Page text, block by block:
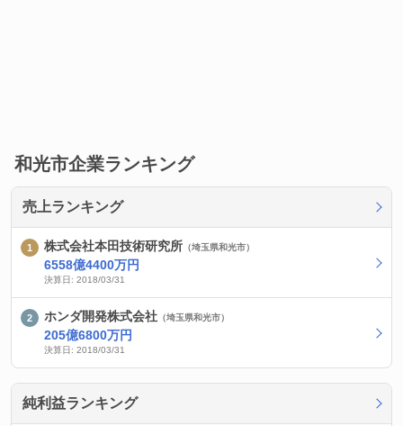
和光市企業ランキング
売上ランキング
株式会社本田技術研究所 （埼玉県和光市）
6558億4400万円
決算日: 2018/03/31
ホンダ開発株式会社 （埼玉県和光市）
205億6800万円
決算日: 2018/03/31
純利益ランキング